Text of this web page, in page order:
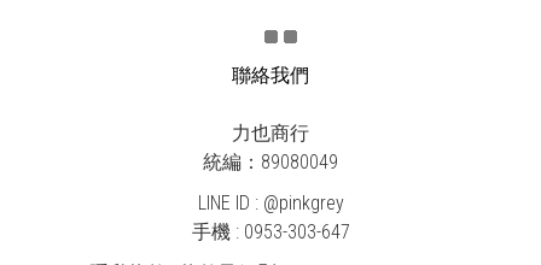
聯絡我們
力也商行
統編：89080049
LINE ID : @pinkgrey
手機 : 0953-303-647